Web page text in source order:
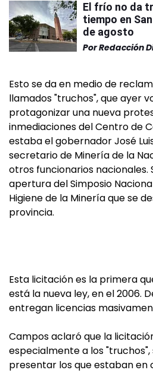
El frío no da
tiempo en
de agosto
PorRedacción
Esto se da en medio de
llamados "truchos", que ayer
protagonizar una nueva
inmediaciones del Centro de
estaba el gobernador José
secretario de Minería de la
otros funcionarios nacionales.
apertura del Simposio
Higiene de la Minería que se
provincia.
Esta licitación es la primera
está la nueva ley, en el 2006.
entregan licencias
Campos aclaró que la
especialmente a los "truchos",
presentar los que estaban en